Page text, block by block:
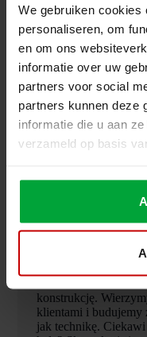
We gebruiken cookies
personaliseren, om
en om ons
informatie over uw
partners voor social
partners kunnen deze
informatie die u aan
verzameld op basis
koordynacji
Od pierwszego
współpracowały.
na bieżąco
sprawny przebieg
komunikacyjnym i
mogły być
końcowy w pełni
więcej niż
konstrukcję.
klientami i budujemy
jak technikę.